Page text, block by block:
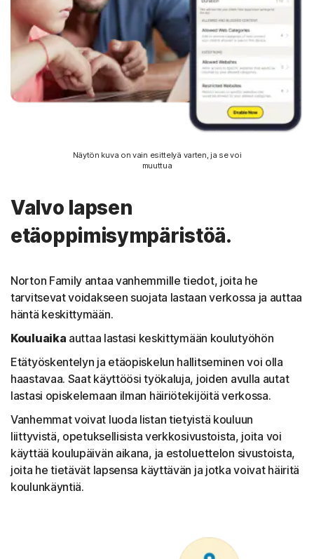
Näytön kuva on vain esittelyä varten, ja se voi
muuttua
Valvo lapsen
etäoppimisympäristöä.
Norton Family antaa vanhemmille tiedot, joita he
tarvitsevat voidakseen suojata lastaan verkossa ja auttaa
häntä keskittymään.
Kouluaika auttaa lastasi keskittymään koulutyöhön
Etätyöskentelyn ja etäopiskelun hallitseminen voi olla
haastavaa. Saat käyttöösi työkaluja, joiden avulla autat
lastasi opiskelemaan ilman häiriötekijöitä verkossa.
Vanhemmat voivat luoda listan tietyistä kouluun
liittyvistä, opetuksellisista verkkosivustoista, joita voi
käyttää koulupäivän aikana, ja estoluettelon sivustoista,
joita he tietävät lapsensa käyttävän ja jotka voivat häiritä
koulunkäyntiä.